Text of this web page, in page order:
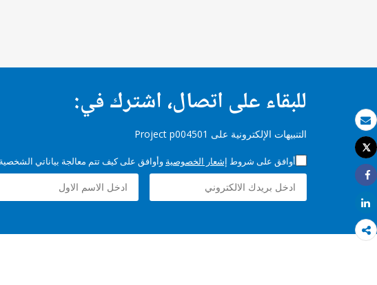
بريد الكتروني
طباعة
Tweet
Share
Share
للبقاء على اتصال، اشترك في:
التنبيهات الإلكترونية على Project p004501
أوافق على شروط إشعار الخصوصية وأوافق على كيف تتم معالجة بياناتي